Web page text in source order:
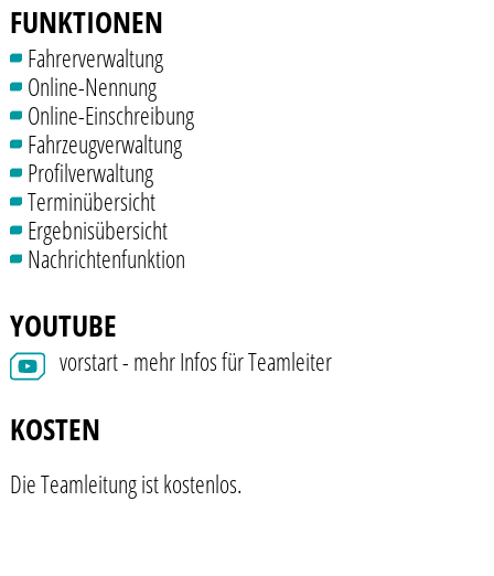
FUNKTIONEN
Fahrerverwaltung
Online-Nennung
Online-Einschreibung
Fahrzeugverwaltung
Profilverwaltung
Terminübersicht
Ergebnisübersicht
Nachrichtenfunktion
YOUTUBE
vorstart - mehr Infos für Teamleiter
KOSTEN
Die Teamleitung ist kostenlos.